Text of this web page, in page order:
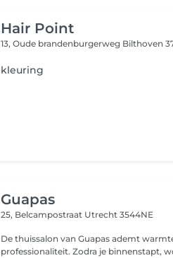
Hair Point
13, Oude brandenburgerweg Bilthoven
kleuring
Guapas
25, Belcampostraat Utrecht 3544NE
De thuissalon van Guapas ademt
professionaliteit. Zodra je binnenstapt,